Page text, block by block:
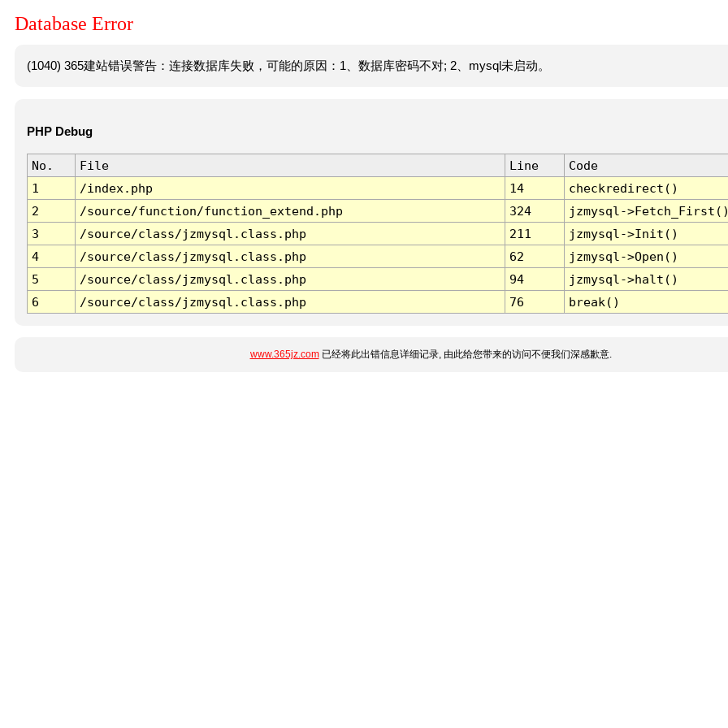
Database Error
(1040) 365建站错误警告：连接数据库失败，可能的原因：1、数据库密码不对; 2、mysql未启动。
PHP Debug
No. File Line
Code
1
/index.php 14
checkredirect()
2
/source/function/function_extend.php 324
jzmysql-
3
/source/class/jzmysql.class.php 211
jzmysql->Init()
4
/source/class/jzmysql.class.php 62
jzmysql->Open()
5
/source/class/jzmysql.class.php 94
jzmysql->halt()
6
/source/class/jzmysql.class.php 76 break()
www.365jz.com已经将此出错信息详细记录, 由此给您带来的访问不便我们深感歉意.